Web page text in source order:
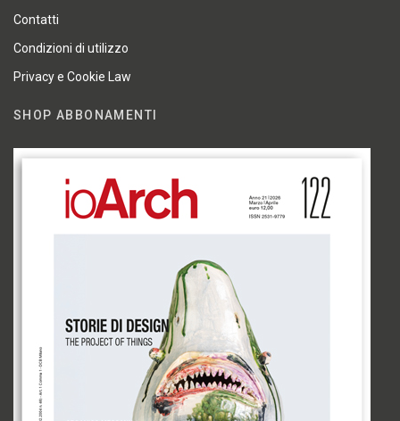
Contatti
Condizioni di utilizzo
Privacy e Cookie Law
SHOP ABBONAMENTI